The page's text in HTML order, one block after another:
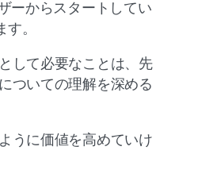
ーからスタートしてい
。
して必要なことは、先
ついての理解を深める
うに価値を高めていけ